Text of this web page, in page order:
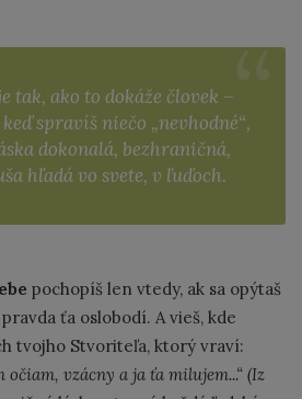
tak, ako to dokáže človek –
spravíš niečo „nevhodné“,
dokonalá, bezhraničná,
hľadá vo svete, v ľuďoch.
pochopíš len vtedy, ak sa opýtaš
ťa oslobodí. A vieš, kde
tvojho Stvoriteľa, ktorý vraví:
očiam, vzácny a ja ťa milujem...“ (Iz